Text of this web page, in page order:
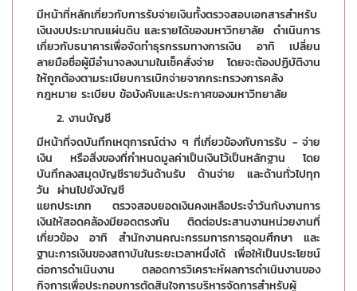
มีหน้าที่หลักเกี่ยวกับการรับจ่ายเงินทั้งตรวจสอบเอกสารสำหรับ
เงินงบประมาณแผ่นดิน และรายได้ของมหาวิทยาลัย ดำเนินการ
เกี่ยวกับธนาคารเพื่อจัดทำธุรกรรมทางการเงิน อาทิ เปลี่ยน
ลายมือชื่อผู้มีอำนาจลงนามในเช็คสั่งจ่าย โดยจะต้องปฏิบัติงาน
ให้ถูกต้องตามระเบียบการเบิกจ่ายจากกระทรวงการคลัง
กฎหมาย ระเบียบ ข้อบังคับและประกาศของมหาวิทยาลัย
งานบัญชี
มีหน้าที่จดบันทึกเหตุการณ์ต่าง ๆ ที่เกี่ยวข้องกับการรับ - จ่าย
เงิน หรือสิ่งของที่กำหนดมูลค่าเป็นเงินไว้เป็นหลักฐาน โดย
บันทึกลงสมุดบัญชีรายวันด้านรับ ด้านจ่าย และด้านทั่วไปทุก
วัน ผ่านไปยังบัญชี
แยกประเภท ตรวจสอบยอดเงินคงเหลือประจำวันกับงานการ
เงินให้สอดคล้องมียอดตรงกัน ติดต่อประสานงานหน่วยงานที่
เกี่ยวข้อง อาทิ สำนักงานคณะกรรมการการอุดมศึกษา และ
ฐานะการเงินของสถาบันในระยะเวลาหนึ่งได้ เพื่อให้เป็นประโยชน์
ต่อการดำเนินงาน ตลอดการวิเคราะห์ผลการดำเนินงานของ
กิจการเพื่อประกอบการตัดสินใจการบริหารจัดการสำหรับผู้